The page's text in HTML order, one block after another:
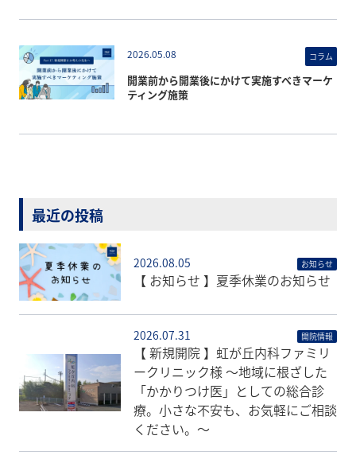
2026.05.08 コラム
開業前から開業後にかけて実施すべきマーケ
ティング施策
最近の投稿
2026.08.05 お知らせ
【 お知らせ 】夏季休業のお知らせ
2026.07.31 開院情報
【 新規開院 】虹が丘内科ファミリ
ークリニック様 〜地域に根ざした
「かかりつけ医」としての総合診
療。小さな不安も、お気軽にご相談
ください。〜